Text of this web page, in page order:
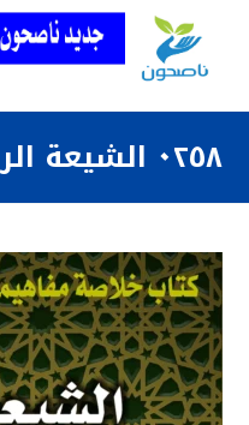
٠٢٥٨ الشيعة الروافض